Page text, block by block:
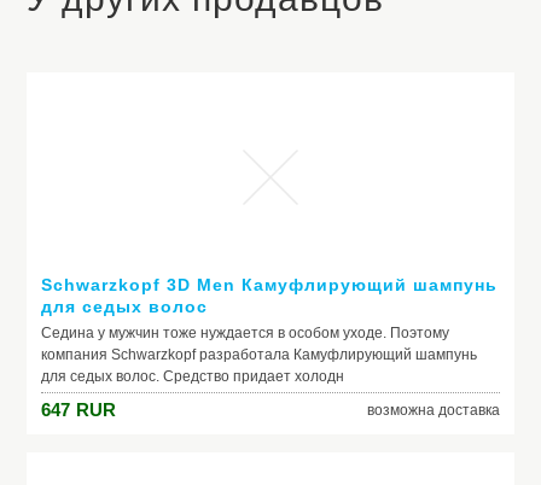
Schwarzkopf 3D Men Камуфлирующий шампунь
для седых волос
Седина у мужчин тоже нуждается в особом уходе. Поэтому
компания Schwarzkopf разработала Камуфлирующий шампунь
для седых волос. Средство придает холодн
647 RUR возможна доставка